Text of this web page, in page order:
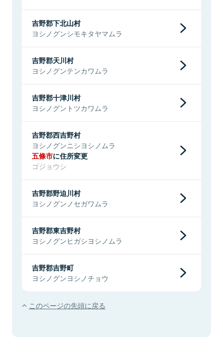
吉野郡下北山村
ヨシノグンシモキタヤマムラ
吉野郡天川村
ヨシノグンテンカワムラ
吉野郡十津川村
ヨシノグントツカワムラ
吉野郡西吉野村
ヨシノグンニシヨシノムラ
五條市に住所変更
ゴジョウシ
吉野郡野迫川村
ヨシノグンノセガワムラ
吉野郡東吉野村
ヨシノグンヒガシヨシノムラ
吉野郡吉野町
ヨシノグンヨシノチョウ
このページの先頭に戻る